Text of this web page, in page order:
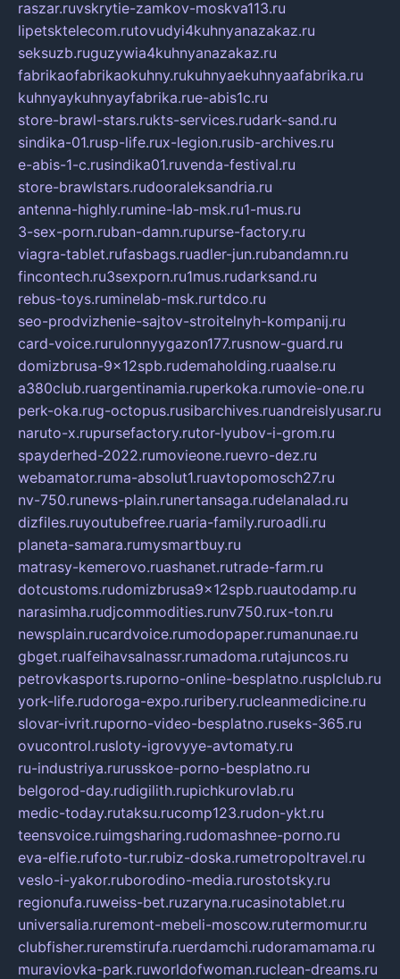
raszar.ruvskrytie-zamkov-moskva113.ru
lipetsktelecom.rutovudyi4kuhnyanazakaz.ru
seksuzb.ruguzywia4kuhnyanazakaz.ru
fabrikaofabrikaokuhny.rukuhnyaekuhnyaafabrika.ru
kuhnyaykuhnyayfabrika.rue-abis1c.ru
store-brawl-stars.rukts-services.rudark-sand.ru
sindika-01.rusp-life.rux-legion.rusib-archives.ru
e-abis-1-c.rusindika01.ruvenda-festival.ru
store-brawlstars.rudooraleksandria.ru
antenna-highly.rumine-lab-msk.ru1-mus.ru
3-sex-porn.ruban-damn.rupurse-factory.ru
viagra-tablet.rufasbags.ruadler-jun.rubandamn.ru
fincontech.ru3sexporn.ru1mus.rudarksand.ru
rebus-toys.ruminelab-msk.rurtdco.ru
seo-prodvizhenie-sajtov-stroitelnyh-kompanij.ru
card-voice.rurulonnyygazon177.rusnow-guard.ru
domizbrusa-9x12spb.rudemaholding.ruaalse.ru
a380club.ruargentinamia.ruperkoka.rumovie-one.ru
perk-oka.rug-octopus.rusibarchives.ruandreislyusar.ru
naruto-x.rupursefactory.rutor-lyubov-i-grom.ru
spayderhed-2022.rumovieone.ruevro-dez.ru
webamator.ruma-absolut1.ruavtopomosch27.ru
nv-750.runews-plain.runertansaga.rudelanalad.ru
dizfiles.ruyoutubefree.ruaria-family.ruroadli.ru
planeta-samara.rumysmartbuy.ru
matrasy-kemerovo.ruashanet.rutrade-farm.ru
dotcustoms.rudomizbrusa9x12spb.ruautodamp.ru
narasimha.rudjcommodities.runv750.rux-ton.ru
newsplain.rucardvoice.rumodopaper.rumanunae.ru
gbget.rualfeihavsalnassr.rumadoma.rutajuncos.ru
petrovkasports.ruporno-online-besplatno.rusplclub.ru
york-life.rudoroga-expo.ruribery.rucleanmedicine.ru
slovar-ivrit.ruporno-video-besplatno.ruseks-365.ru
ovucontrol.rusloty-igrovyye-avtomaty.ru
ru-industriya.rurusskoe-porno-besplatno.ru
belgorod-day.rudigilith.rupichkurovlab.ru
medic-today.rutaksu.rucomp123.rudon-ykt.ru
teensvoice.ruimgsharing.rudomashnee-porno.ru
eva-elfie.rufoto-tur.rubiz-doska.rumetropoltravel.ru
veslo-i-yakor.ruborodino-media.rurostotsky.ru
regionufa.ruweiss-bet.ruzaryna.rucasinotablet.ru
universalia.ruremont-mebeli-moscow.rutermomur.ru
clubfisher.ruremstirufa.ruerdamchi.rudoramamama.ru
muraviovka-park.ruworldofwoman.ruclean-dreams.ru